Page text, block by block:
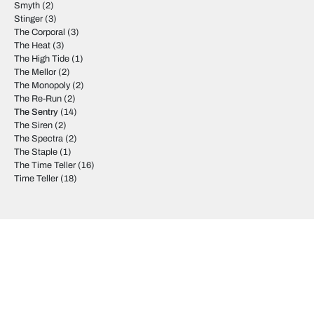
Smyth (2)
Stinger (3)
The Corporal (3)
The Heat (3)
The High Tide (1)
The Mellor (2)
The Monopoly(2)
The Re-Run (2)
The Sentry (14)
The Siren (2)
The Spectra (2)
The Staple (1)
The Time Teller (16)
Time Teller (18)